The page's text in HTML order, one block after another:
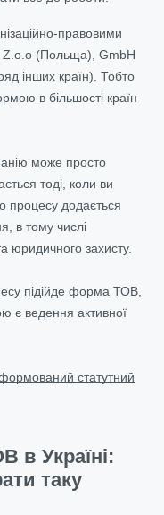
правовими
(Польща), GmbH
інших країн). Тобто
в більшості країн
може просто
тоді, коли ви
процесу додається
в тому числі
юридичного захисту.
підійде форма ТОВ,
є ведення активної
статутний
в Україні:
таку